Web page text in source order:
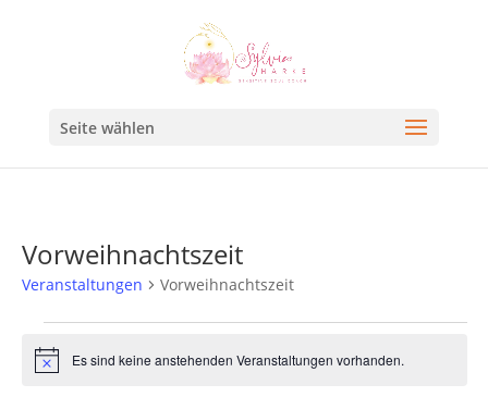
Seite wählen
Vorweihnachtszeit
Veranstaltungen Vorweihnachtszeit
HinweisEs sind keine anstehenden Veranstaltungen vorhanden.